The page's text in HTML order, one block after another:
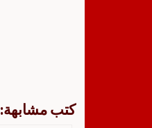
كتب مشابهة: